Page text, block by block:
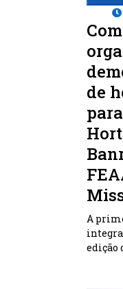
de
A
integra
edição